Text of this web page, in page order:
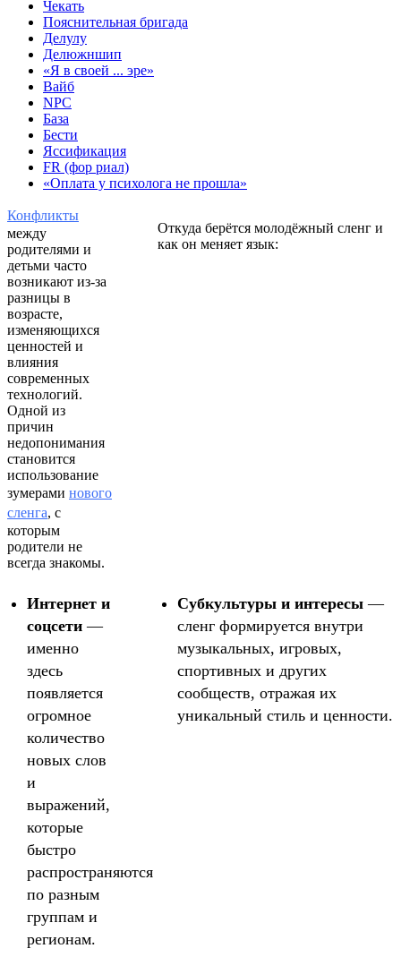
Чекать
Пояснительная бригада
Делулу
Делюжншип
«Я в своей ... эре»
Вайб
NPC
База
Бести
Яссификация
FR (фор риал)
«Оплата у психолога не прошла»
Конфликты
между
родителями и
детьми часто
возникают из-за
разницы в
возрасте,
изменяющихся
ценностей и
влияния
современных
технологий.
Одной из
причин
недопонимания
становится
использование
зумерами нового
сленга, с
которым
родители не
всегда знакомы.
Откуда берётся молодёжный сленг и
как он меняет язык:
Интернет и
соцсети —
именно
здесь
появляется
огромное
количество
новых слов
и
выражений,
которые
быстро
распространяются
по разным
группам и
регионам.
Субкультуры и интересы —
сленг формируется внутри
музыкальных, игровых,
спортивных и других
сообществ, отражая их
уникальный стиль и ценности.